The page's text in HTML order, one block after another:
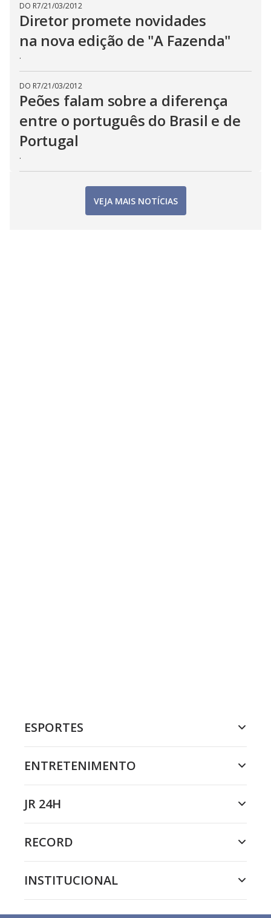
DO R7/21/03/2012
Diretor promete novidades
na nova edição de "A Fazenda"
.
DO R7/21/03/2012
Peões falam sobre a diferença
entre o português do Brasil e de
Portugal
.
VEJA MAIS NOTÍCIAS
ESPORTES
ENTRETENIMENTO
JR 24H
RECORD
INSTITUCIONAL